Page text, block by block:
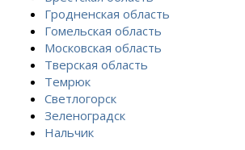
Гродненская область
Гомельская область
Московская область
Тверская область
Темрюк
Светлогорск
Зеленоградск
Нальчик